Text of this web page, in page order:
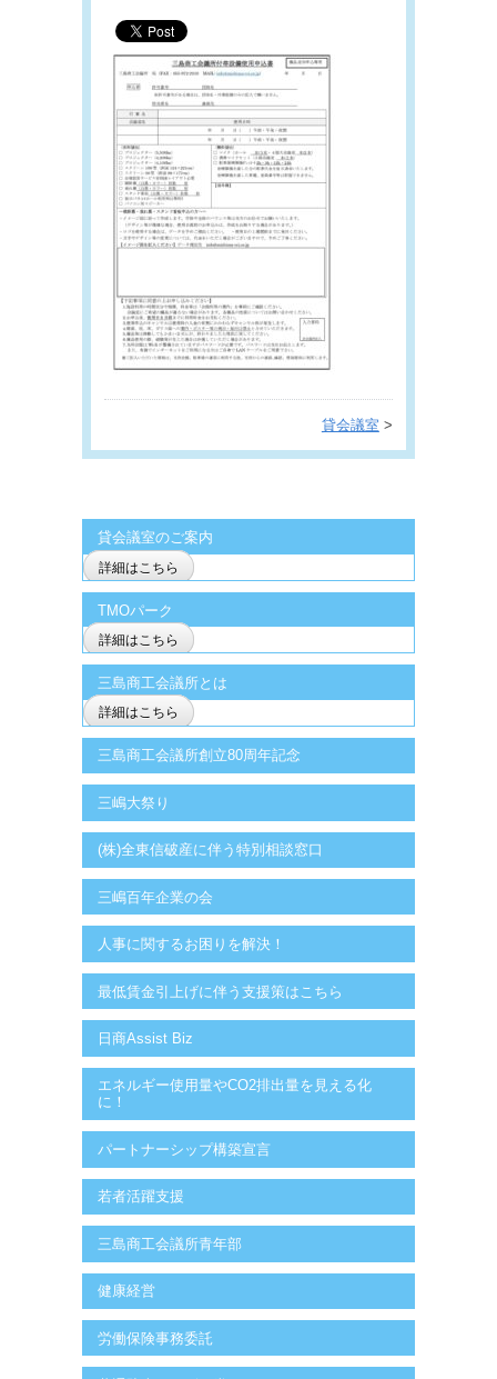
貸会議室 >
貸会議室のご案内
詳細はこちら
TMOパーク
詳細はこちら
三島商工会議所とは
詳細はこちら
三島商工会議所創立80周年記念
三嶋大祭り
(株)全東信破産に伴う特別相談窓口
三嶋百年企業の会
人事に関するお困りを解決！
最低賃金引上げに伴う支援策はこちら
日商Assist Biz
エネルギー使用量やCO2排出量を見える化
に！
パートナーシップ構築宣言
若者活躍支援
三島商工会議所青年部
健康経営
労働保険事務委託